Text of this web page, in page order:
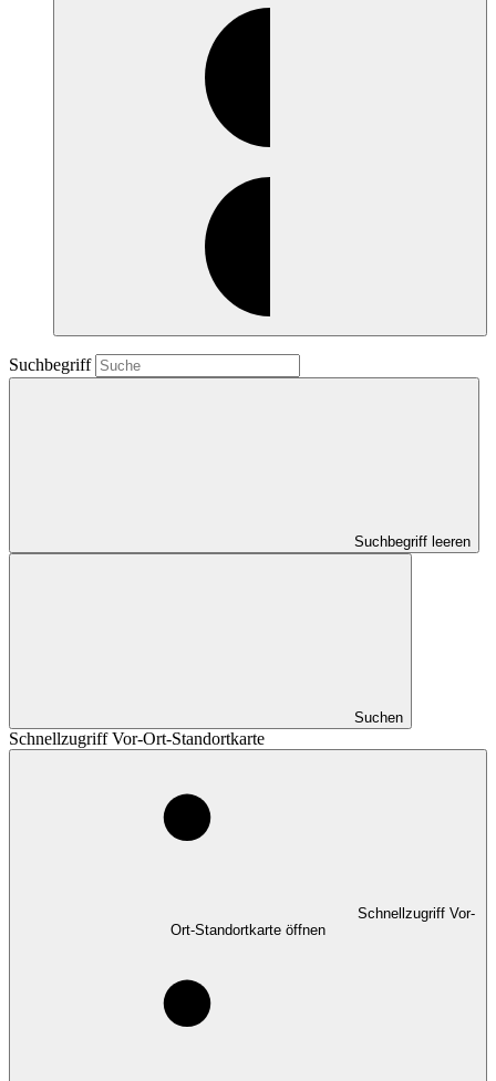
Suchbegriff
Suchbegriff leeren
Suchen
Schnellzugriff Vor-Ort-Standortkarte
Schnellzugriff Vor-
Ort-Standortkarte öffnen